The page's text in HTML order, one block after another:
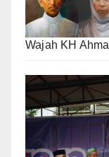
Wajah KH